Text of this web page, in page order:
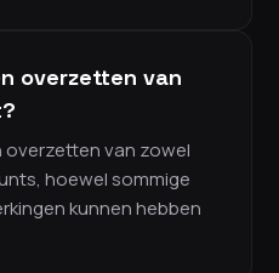
overzetten van
overzetten van zowel
hoewel sommige
kunnen hebben